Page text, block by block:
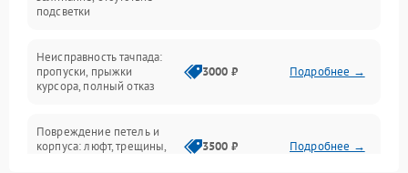
Батарея
Сеть и интернет
подсветки
Неисправность тачпада:
пропуски, прыжки
курсора, полный отказ
3000 ₽ Подробнее →
Повреждение петель и
корпуса: люфт, трещины,
3500 ₽ Подробнее →